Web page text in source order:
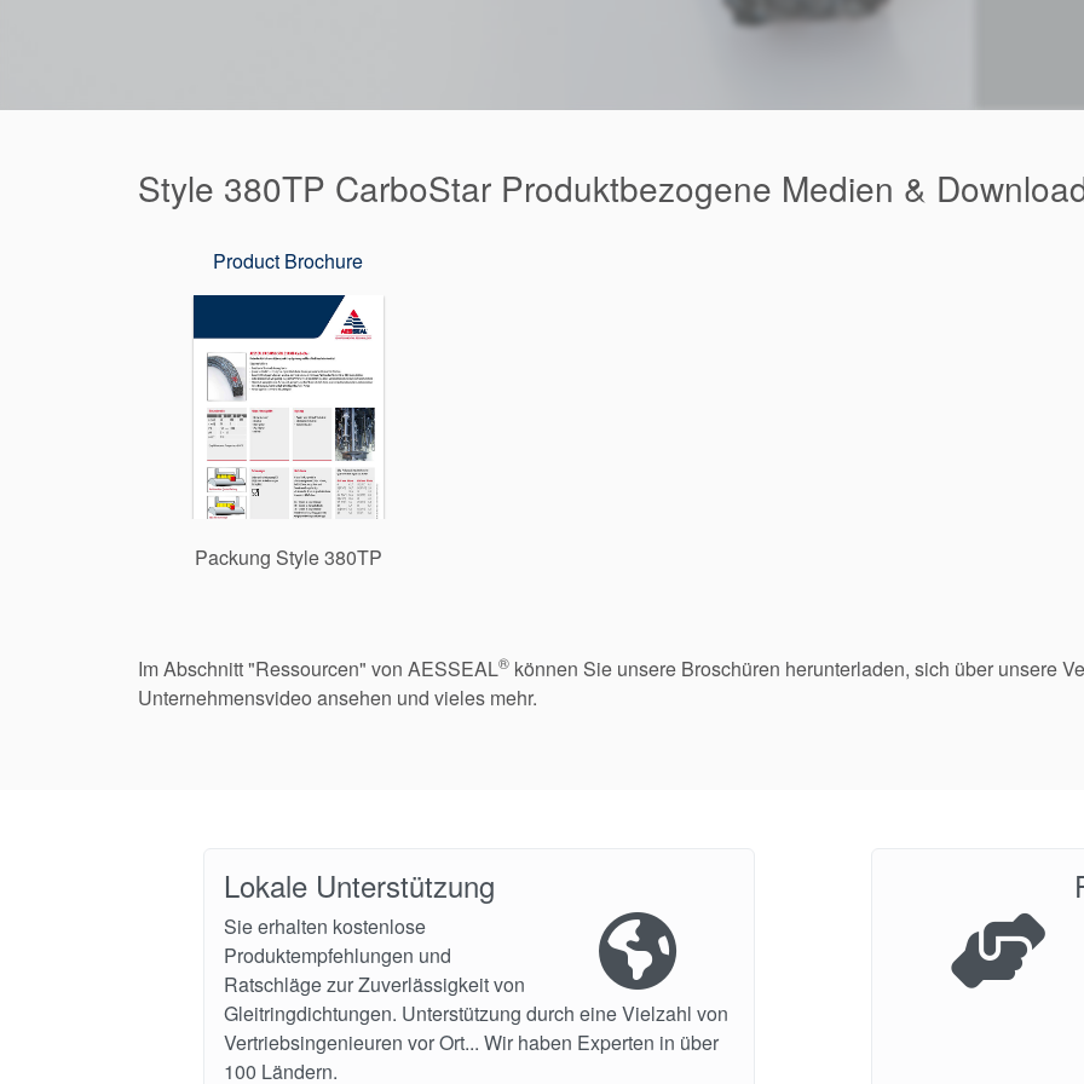
Style 380TP CarboStar Produktbezogene Medien &
Product Brochure
Packung Style 380TP
Im Abschnitt "Ressourcen" von AESSEAL® können Sie unsere Broschüren herunterladen, sich über unsere
Unternehmensvideo ansehen und vieles mehr.
Lokale Unterstützung
Sie erhalten kostenlose
Produktempfehlungen und
Ratschläge zur Zuverlässigkeit von
Gleitringdichtungen. Unterstützung durch eine Vielzahl von
Vertriebsingenieuren vor Ort... Wir haben Experten in über
100 Ländern.